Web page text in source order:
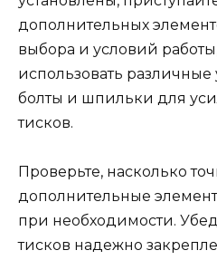
дополнительных
выбора и условий
использовать
болты и шпильки для
тисков.
Проверьте, насколько
дополнительные
при необходимости.
тисков надежно